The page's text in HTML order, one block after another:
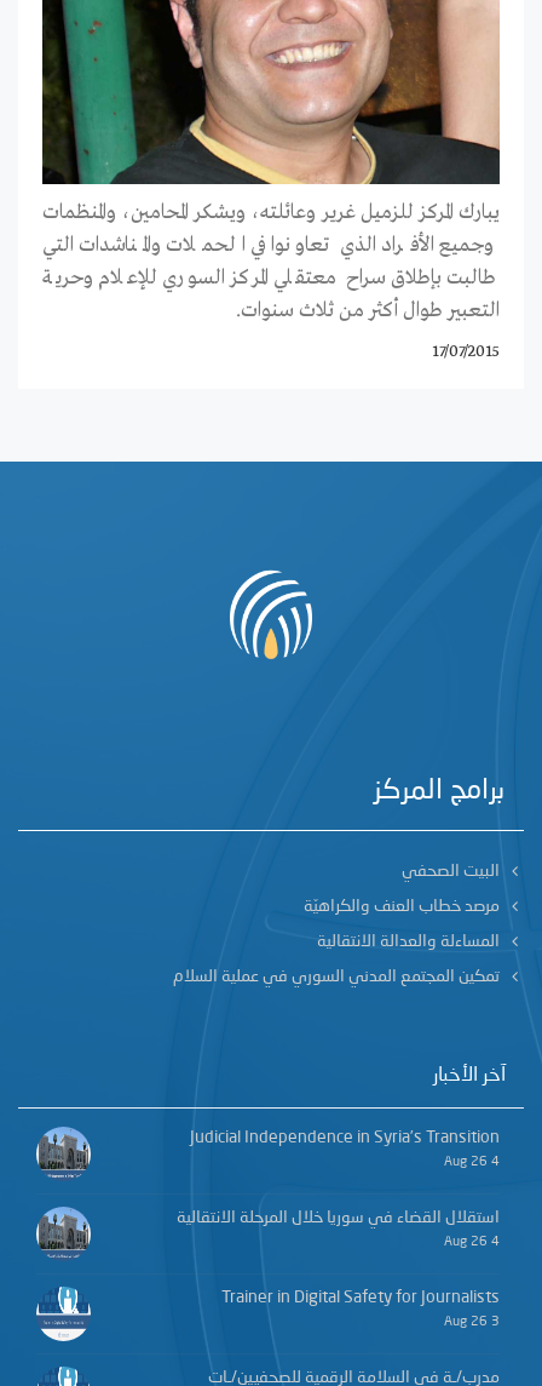
يبارك المركز للزميل غرير وعائلته، ويشكر المحامين، والمنظمات
وجميع الأفراد الذي تعاونوا في الحملات والمناشدات التي
طالبت بإطلاق سراح معتقلي المركز السوري للإعلام وحرية
التعبير طوال أكثر من ثلاث سنوات.
17/07/2015
برامج المركز
البيت الصحفي
مرصد خطاب العنف والكراهيّة
المساءلة والعدالة الانتقالية
تمكين المجتمع المدني السوري في عملية السلام
آخر الأخبار
Judicial Independence in Syria’s Transition
4 Aug 26
استقلال القضاء في سوريا خلال المرحلة الانتقالية
4 Aug 26
Trainer in Digital Safety for Journalists
3 Aug 26
مدرب/ـة في السلامة الرقمية للصحفيين/ـات